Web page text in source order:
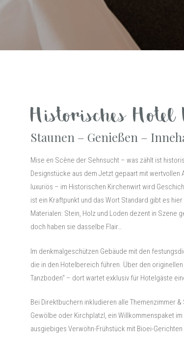
Historisches
Staunen – Genießen –
Mise en Scène der Sehnsucht – was zählt ist
Designstücke aus dem Jetzt gepaart mit
luxuriös – im Historischen Kirchenwirt wird
ist ein Kraftpunkt und das Wort Standard gibt es
Materialen: Stein, Holz und Loden dezent in Szene
doch haben sie dasselbe Flair…
Im denkmalgeschützen Gebäude mit den
die in den Hotelbereich führen. Über den
Tanzboden“ – dort wartet exklusiv für Hotelgäste
Bei Direktbuchern inkludieren alle Themenzimmer
Gewölbe oder Kirchplatzl, ein Willkommenspaket
ausgiebiges Verwöhn-Frühstück mit Bioei-Gerichten